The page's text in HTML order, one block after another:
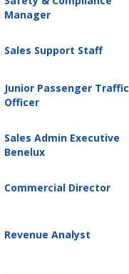
Manager
Sales Support Staff
Junior Passenger Traffic
Officer
Sales Admin Executive
Benelux
Commercial Director
Revenue Analyst